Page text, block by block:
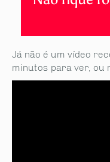
Já não é um vídeo
minutos para ver, ou